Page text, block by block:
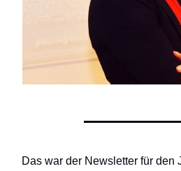
Das war der Newsletter für den